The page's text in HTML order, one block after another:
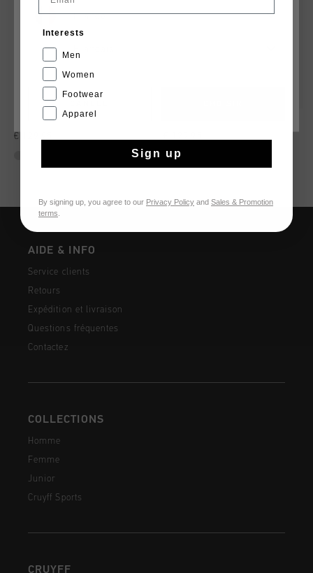
Surefire Tennis
€ 129,95
AIDE & INFO
Service clients
Retours
Expédition et livraison
Questions fréquentes
Contactez
COLLECTIONS
Homme
Femme
Junior
Cruyff Sports
CRUYFF
France
Interests
Men
Women
Footwear
Apparel
Sign up
By signing up, you agree to our Privacy Policy and Sales & Promotion
terms